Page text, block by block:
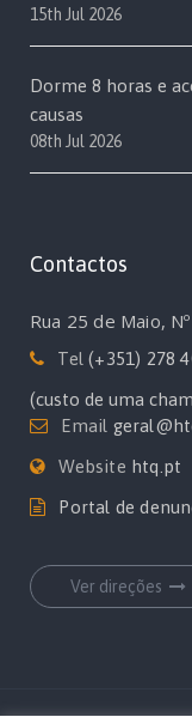
15th Jul 2026
Dorme 8 horas e
causas
08th Jul 2026
Contactos
Rua 25 de Maio,
Tel(+351) 278
(custo de uma
Email
Website htq.pt
Portal de
Ver direções